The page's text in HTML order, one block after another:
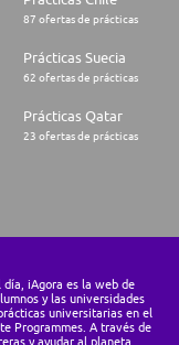
87 ofertas de prácticas
Prácticas Suecia
62 ofertas de prácticas
Prácticas Qatar
23 ofertas de prácticas
iAgora es la web de
y las universidades
universitarias en el
Programmes. A través de
y ayudar al planeta.